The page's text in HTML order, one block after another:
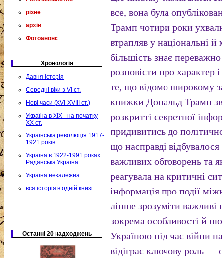
різне
архів
Фотоанонс
Хронологія
Давня історія
Середні віки з VI ст.
Нові часи (XVI-XVIII ст.)
Україна в XIX - на початку
XX ст.
Українська революція 1917-
1921 років
Україна в 1922-1991 роках.
Радянська Україна
Україна незалежна
вся історія в одній книзі
Останні 20 надходжень
все, вона була
Трамп чотири роки
втрапляв у національні
більшість знає
розповісти про характер
те, що відомо широкому
книжки Дональд Трамп
розкритті секретної
придивитись до
що насправді
важливих обговорень та
реагувала на критичні
інформація про події
ліпше зрозуміти важливі
зокрема особливості й
Україною під час війни
відіграє ключову роль —